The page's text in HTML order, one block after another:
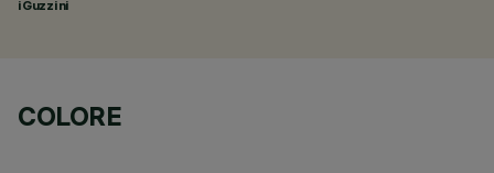
iGuzzini
COLORE